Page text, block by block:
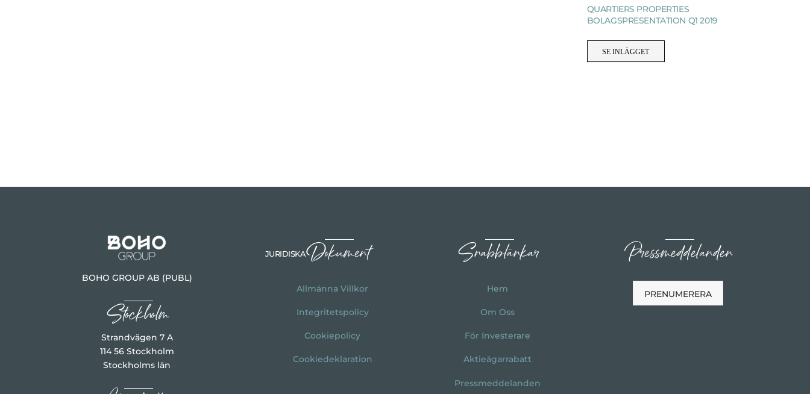
QUARTIERS PROPERTIES
BOLAGSPRESENTATION Q1 2019
SE INLÄGGET
BOHO GROUP AB (PUBL)
Stockholm
Strandvägen 7 A
114 56 Stockholm
Stockholms län
JURIDISKA Dokument
Allmänna Villkor
Integritetspolicy
Cookiepolicy
Cookiedeklaration
Snabblänkar
Hem
Om Oss
För Investerare
Aktieägarrabatt
Pressmeddelanden
Pressmeddelanden
PRENUMERERA